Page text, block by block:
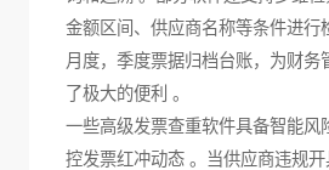
金额区间、供应商名称等条件进行
月度，季度票据归档台账，为财务
了极大的便利 。
一些高级发票查重软件具备智能风
控发票红冲动态 。当供应商违规